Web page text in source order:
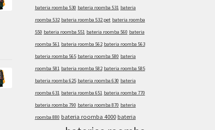
bateria roomba 530 bateria roomba 531 bateria
roomba 532 bateria roomba 532 pet bateria roomba
550 bateria roomba 551 bateria roomba 560 bateria
roomba 561 bateria roomba 562 bateria roomba 563
bateria roomba 565 bateria roomba 580 bateria
roomba 581 bateria roomba 582 bateria roomba 585
bateria roomba 625 bateria roomba 630 bateria
roomba 631 bateria roomba 651 bateria roomba 770
bateria roomba 790 bateria roomba 870 bateria
roomba 880 bateria roomba 4000 bateria